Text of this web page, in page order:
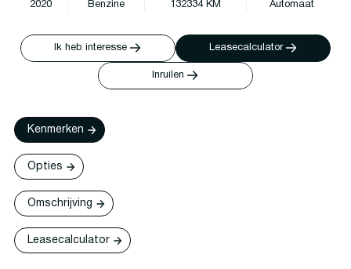
2020 Benzine 132334 KM Automaat
Ik heb interesse Leasecalculator
Inruilen
Kenmerken
Opties
Omschrijving
Leasecalculator